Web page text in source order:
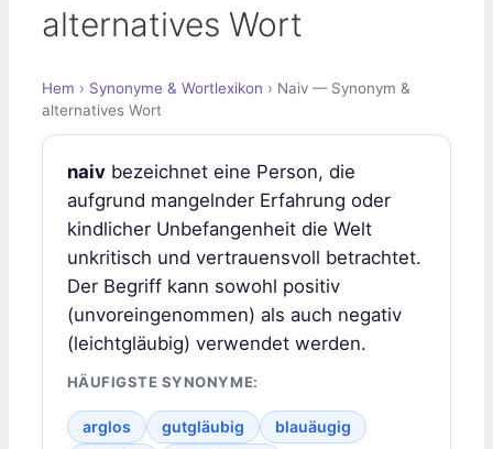
alternatives Wort
Hem › Synonyme & Wortlexikon › Naiv — Synonym &
alternatives Wort
naivbezeichnet eine Person, die
aufgrund mangelnder Erfahrung oder
kindlicher Unbefangenheit die Welt
unkritisch und vertrauensvoll betrachtet.
Der Begriff kann sowohl positiv
(unvoreingenommen) als auch negativ
(leichtgläubig) verwendet werden.
HÄUFIGSTE SYNONYME:
arglos gutgläubig
blauäugig